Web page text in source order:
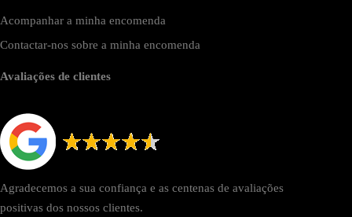
Acompanhar a minha encomenda
Contactar-nos sobre a minha encomenda
Avaliações de clientes
Agradecemos a sua confiança e as centenas de avaliações
positivas dos nossos clientes.